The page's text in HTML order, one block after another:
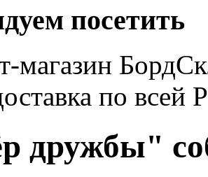
посетить
магазин
по всей
дружбы"